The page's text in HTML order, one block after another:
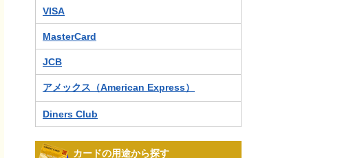
VISA
MasterCard
JCB
アメックス（American Express）
Diners Club
カードの用途から探す